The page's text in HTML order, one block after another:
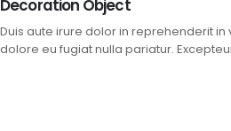
Decoration Object
Duis aute irure dolor in reprehenderit
dolore eu fugiat nulla pariatur.